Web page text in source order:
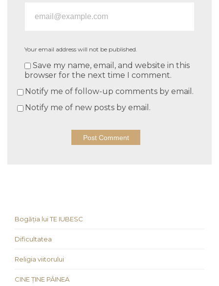
Your email address will not be published.
Save my name, email, and website in this
browser for the next time I comment.
Notify me of follow-up comments by email.
Notify me of new posts by email.
Bogăția lui TE IUBESC
Dificultatea
Religia viitorului
CINE ȚINE PÂINEA